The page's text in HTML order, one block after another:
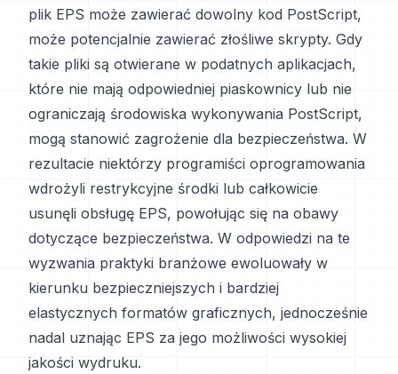
plik EPS może zawierać dowolny kod PostScript,
może potencjalnie zawierać złośliwe skrypty. Gdy
takie pliki są otwierane w podatnych aplikacjach,
które nie mają odpowiedniej piaskownicy lub nie
ograniczają środowiska wykonywania PostScript,
mogą stanowić zagrożenie dla bezpieczeństwa. W
rezultacie niektórzy programiści oprogramowania
wdrożyli restrykcyjne środki lub całkowicie
usunęli obsługę EPS, powołując się na obawy
dotyczące bezpieczeństwa. W odpowiedzi na te
wyzwania praktyki branżowe ewoluowały w
kierunku bezpieczniejszych i bardziej
elastycznych formatów graficznych, jednocześnie
nadal uznając EPS za jego możliwości wysokiej
jakości wydruku.